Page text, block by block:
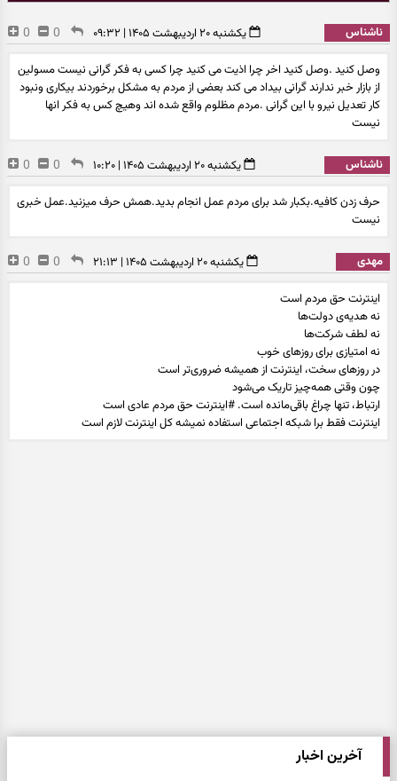
ناشناس یکشنبه ۲۰ اردیبهشت ۱۴۰۵ | ۰۹:۳۲ 0
0
وصل کنید .وصل کنید اخر چرا اذیت می کنید چرا کسی به فکر گرانی نیست مسولین
از بازار خبر ندارند گرانی بیداد می کند بعضی از مردم به مشکل برخوردند بیکاری ونبود
کار تعدیل نیرو با این گرانی .مردم مظلوم واقع شده اند وهیچ کس به فکر انها
نیست
ناشناس یکشنبه ۲۰ اردیبهشت ۱۴۰۵ | ۱۰:۲۰ 0
0
حرف زدن کافیه.بکبار شد برای مردم عمل انجام بدید.همش حرف میزنید.عمل خبری
نیست
مهدی یکشنبه ۲۰ اردیبهشت ۱۴۰۵ | ۲۱:۱۳ 0
0
اینترنت حق مردم است
نه هدیه‌ی دولت‌ها
نه لطف شرکت‌ها
نه امتیازی برای روزهای خوب
در روزهای سخت، اینترنت از همیشه ضروری‌تر است
چون وقتی همه‌چیز تاریک می‌شود
ارتباط، تنها چراغ باقی‌مانده است. #اینترنت حق مردم عادی است
اینترنت فقط برا شبکه اجتماعی استفاده نمیشه کل اینترنت لازم است
آخرین اخبار